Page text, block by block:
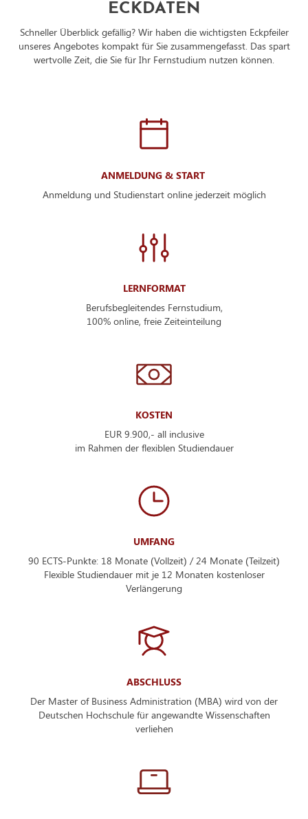
ECKDATEN
Schneller Überblick gefällig? Wir haben die wichtigsten Eckpfeiler
unseres Angebotes kompakt für Sie zusammengefasst. Das spart
wertvolle Zeit, die Sie für Ihr Fernstudium nutzen können.
ANMELDUNG & START
Anmeldung und Studienstart online jederzeit möglich
LERNFORMAT
Berufsbegleitendes Fernstudium,
100% online, freie Zeiteinteilung
KOSTEN
EUR 9.900,- all inclusive
im Rahmen der flexiblen Studiendauer
UMFANG
90 ECTS-Punkte: 18 Monate (Vollzeit) / 24 Monate (Teilzeit)
Flexible Studiendauer mit je 12 Monaten kostenloser
Verlängerung
ABSCHLUSS
Der Master of Business Administration (MBA) wird von der
Deutschen Hochschule für angewandte Wissenschaften
verliehen